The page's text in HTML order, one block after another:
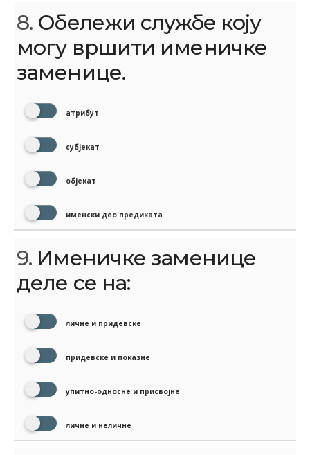
8. Обележи службе коју
могу вршити именичке
заменице.
атрибут
субјекат
објекат
именски део предиката
9. Именичке заменице
деле се на:
личне и придевске
придевске и показне
упитно-односне и присвојне
личне и неличне